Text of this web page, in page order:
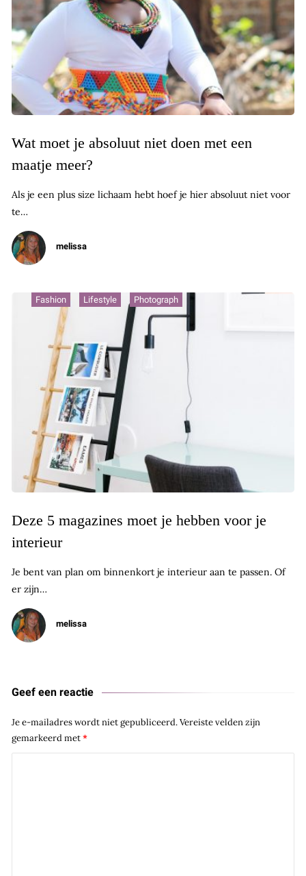
Wat moet je absoluut niet doen met een
maatje meer?
Als je een plus size lichaam hebt hoef je hier absoluut niet voor
te…
melissa
Fashion Lifestyle Photograph
Deze 5 magazines moet je hebben voor je
interieur
Je bent van plan om binnenkort je interieur aan te passen. Of
er zijn…
melissa
Geef een reactie
Je e-mailadres wordt niet gepubliceerd.Vereiste velden zijn
gemarkeerd met*